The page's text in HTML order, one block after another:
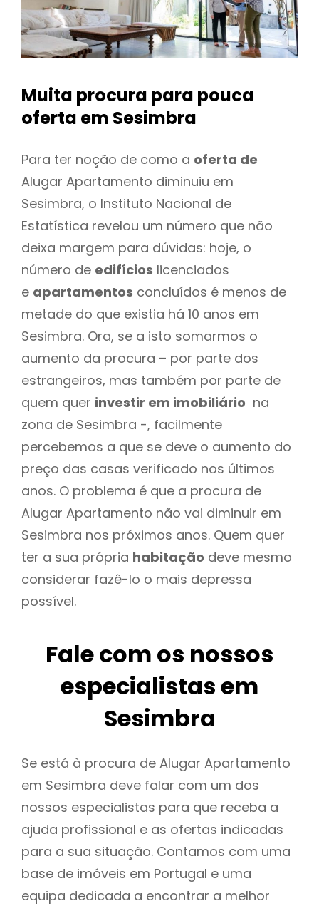
Muita procura para pouca
oferta em Sesimbra
Para ter noção de como a oferta de
Alugar Apartamento diminuiu em
Sesimbra, o Instituto Nacional de
Estatística revelou um número que não
deixa margem para dúvidas: hoje, o
número de edifícios licenciados
e apartamentos concluídos é menos de
metade do que existia há 10 anos em
Sesimbra. Ora, se a isto somarmos o
aumento da procura – por parte dos
estrangeiros, mas também por parte de
quem quer investir em imobiliário na
zona de Sesimbra -, facilmente
percebemos a que se deve o aumento do
preço das casas verificado nos últimos
anos. O problema é que a procura de
Alugar Apartamento não vai diminuir em
Sesimbra nos próximos anos. Quem quer
ter a sua própria habitação deve mesmo
considerar fazê-lo o mais depressa
possível.
Fale com os nossos
especialistas em
Sesimbra
Se está à procura de Alugar Apartamento
em Sesimbra deve falar com um dos
nossos especialistas para que receba a
ajuda profissional e as ofertas indicadas
para a sua situação. Contamos com uma
base de imóveis em Portugal e uma
equipa dedicada a encontrar a melhor